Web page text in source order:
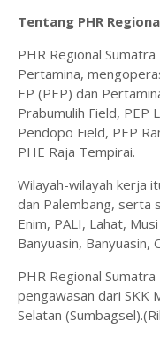
Tentang PHR
PHR Regional
Pertamina,
EP (PEP) dan
Prabumulih Field, PEP
Pendopo Field, PEP
PHE Raja Tempirai.
Wilayah-wilayah kerja
dan Palembang, serta
Enim, PALI, Lahat,
Banyuasin, Banyuasin,
PHR Regional
pengawasan dari SKK
Selatan